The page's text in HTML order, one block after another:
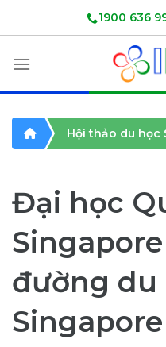
1900 636
Hội thảo du học
Đại học
Singapore
đường du